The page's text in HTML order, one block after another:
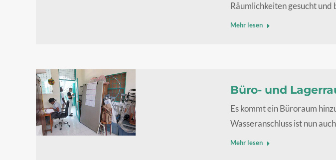
Räumlichkeiten gesucht und
Mehr lesen
Büro- und
Es kommt ein Büroraum
Wasseranschluss ist nun
Mehr lesen